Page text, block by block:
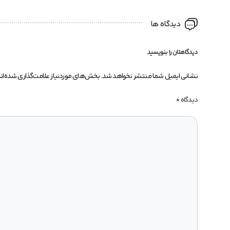
دیدگاه ها
دیدگاهتان را بنویسید
نشانی ایمیل شما منتشر نخواهد شد.بخش‌های موردنیاز علامت‌گذاری
دیدگاه*